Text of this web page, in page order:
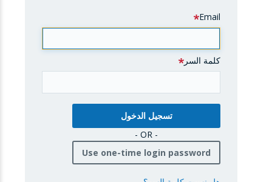
Email
كلمة السر
- OR -
Use one-time login password